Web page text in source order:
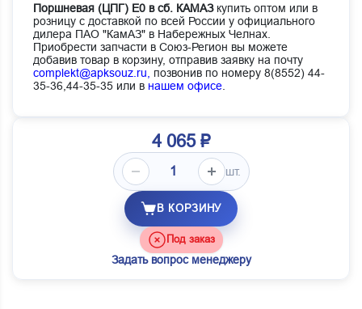
Поршневая (ЦПГ) Е0 в сб. КАМАЗкупить оптом или в
розницу с доставкой по всей России у официального
дилера ПАО "КамАЗ" в Набережных Челнах.
Приобрести запчасти в Союз-Регион вы можете
добавив товар в корзину, отправив заявку на почту
complekt@apksouz.ru,
позвонив по номеру 8(8552) 44-
35-36,44-35-35 или в нашем офисе
4 065 ₽
шт.
В КОРЗИНУ
Под заказ
Задать вопрос менеджеру